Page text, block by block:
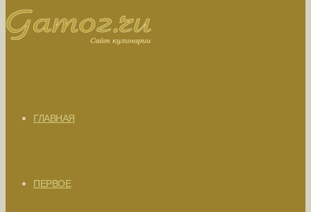
ГЛАВНАЯ
ПЕРВОЕ